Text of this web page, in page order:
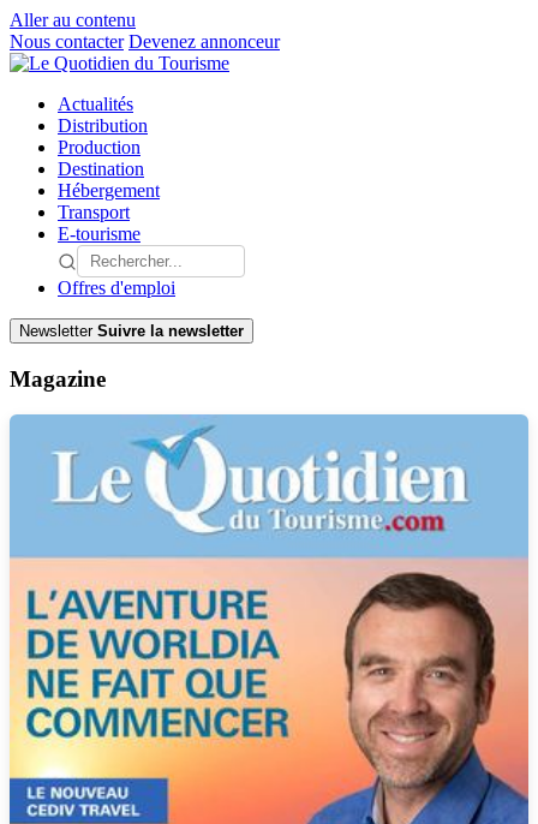
Aller au contenu
Nous contacter Devenez annonceur
Actualités
Distribution
Production
Destination
Hébergement
Transport
E-tourisme
Offres d'emploi
Newsletter Suivre la newsletter
Magazine